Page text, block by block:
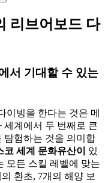
리브어보드 다
서 기대할 수 있는
이빙을 한다는 것은 메
세계에서 두 번째로 큰
탐험하는 것을 의미합
코 세계 문화유산이
있
모든 스킬 레벨에 맞는
환초, 7개의 해양 보